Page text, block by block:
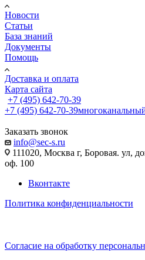
Новости
Статьи
База знаний
Документы
Помощь
Доставка и оплата
Карта сайта
+7 (495) 642-70-39
+7 (495) 642-70-39
Заказать звонок
info@sec-s.ru
111020, Москва г, Боровая. ул,
оф. 100
Вконтакте
Политика конфиденциальности
Согласие на обработку